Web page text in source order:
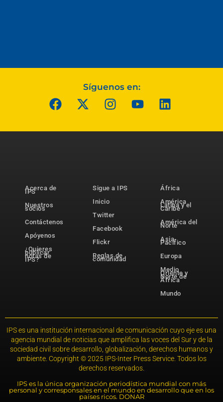
Síguenos en:
Acerca de
IPS
Nuestros
socios
Contáctenos
Apóyenos
¿Quieres
publicar
notas de
IPS?
Sigue a IPS
Inicio
Twitter
Facebook
Flickr
Reglas de
comunidad
África
América
Latina y el
Caribe
América del
Norte
Asia-
Pacífico
Europa
Medio
Oriente y
Norte de
África
Mundo
IPS es una institución internacional de comunicación cuyo eje es una
agencia mundial de noticias que amplifica las voces del Sur y de la
sociedad civil sobre desarrollo, globalización, derechos humanos y
ambiente. Copyright © 2025 IPS-Inter Press Service. Todos los
derechos reservados.
IPS es la única organización periodística mundial con más
personal y corresponsales en el mundo en desarrollo que en los
países ricos. DONAR